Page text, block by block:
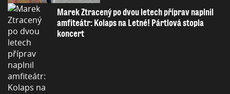
Marek Ztracený po dvou letech příprav naplnil
amfiteátr: Kolaps na Letné! Pártlová stopla
koncert